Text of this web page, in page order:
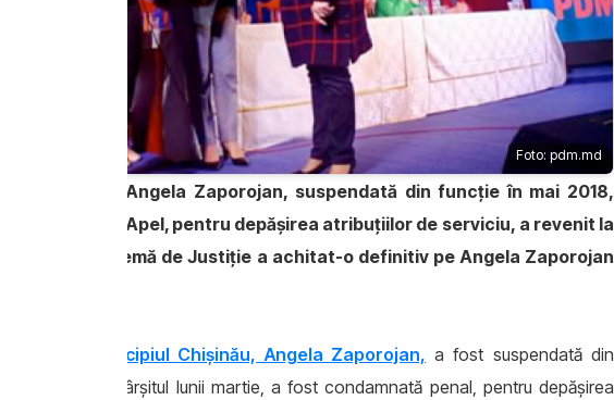
Foto: pdm.md
Colonița, Angela Zaporojan, suspendată din funcție în mai 2018,
de Curtea de Apel, pentru depășirea atribuțiilor de serviciu, a revenit la
Curtea Supremă de Justiție a achitat-o definitiv pe Angela Zaporojan
din municipiul Chișinău, Angela Zaporojan, a fost suspendată din
după ce, la sfârșitul lunii martie, a fost condamnată penal, pentru depășirea